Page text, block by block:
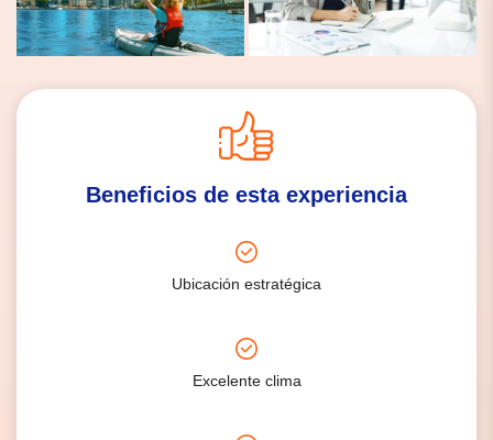
Beneficios de esta experiencia
Ubicación estratégica
Excelente clima